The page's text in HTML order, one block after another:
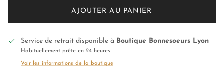
AJOUTER AU PANIER
Service de retrait disponible à Boutique Bonnesoeurs Lyon
Habituellement prête en 24 heures
Voir les informations de la boutique